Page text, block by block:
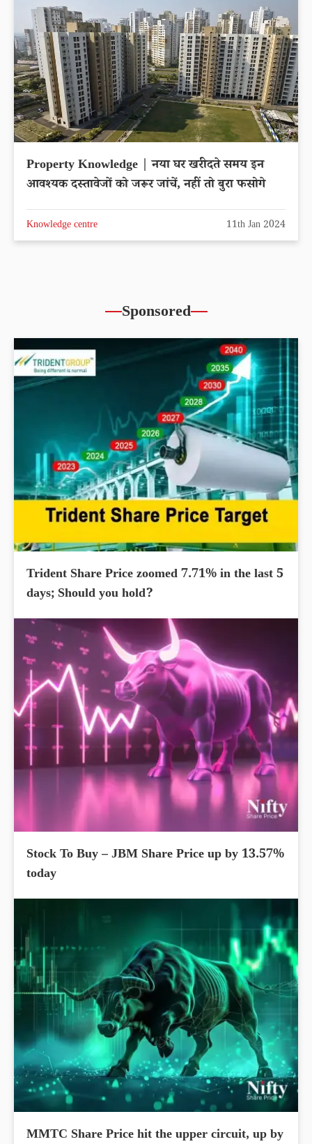
Property Knowledge | नया घर खरीदते समय इन
आवश्यक दस्तावेजों को जरूर जांचें, नहीं तो बुरा फसोगे
Knowledge centre 11th Jan 2024
Sponsored
Trident Share Price zoomed 7.71% in the last 5
days; Should you hold?
Stock To Buy – JBM Share Price up by 13.57%
today
MMTC Share Price hit the upper circuit, up by